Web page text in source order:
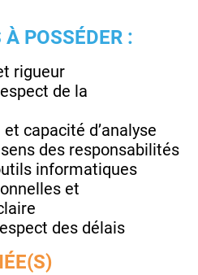
POSSÉDER :
rigueur
de la
capacité d’analyse
des responsabilités
informatiques
et
des délais